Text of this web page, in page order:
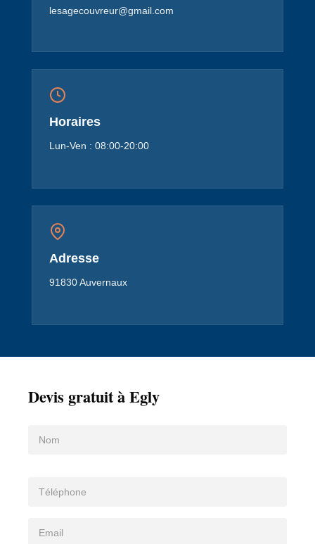
lesagecouvreur@gmail.com
Horaires
Lun-Ven : 08:00-20:00
Adresse
91830 Auvernaux
Devis gratuit à Egly